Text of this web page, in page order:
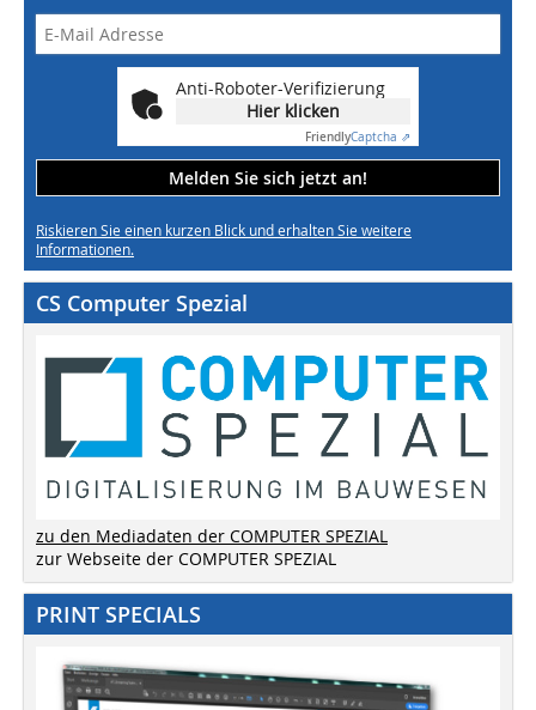
Anti-Roboter-Verifizierung
Hier klicken
FriendlyCaptcha ⇗
Melden Sie sich jetzt an!
Riskieren Sie einen kurzen Blick und erhalten Sie weitere
Informationen.
CS Computer Spezial
zu den Mediadaten der COMPUTER SPEZIAL
zur Webseite der COMPUTER SPEZIAL
PRINT SPECIALS